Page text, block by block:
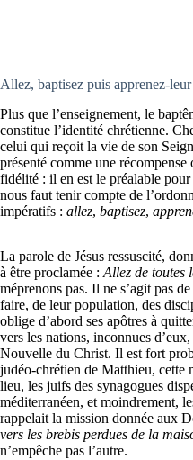
Allez, baptisez puis apprenez-leur
Plus que l’enseignement, le
constitue l’identité chrétienne.
celui qui reçoit la vie de son
présenté comme une récompense
fidélité : il en est le préalable
nous faut tenir compte de
impératifs : allez, baptisez,
La parole de Jésus ressuscité,
à être proclamée : Allez de toutes
méprenons pas. Il ne s’agit pas
faire, de leur population, des
oblige d’abord ses apôtres à
vers les nations, inconnues
Nouvelle du Christ. Il est fort
judéo-chrétien de Matthieu, cette
lieu, les juifs des synagogues
méditerranéen, et moindrement,
rappelait la mission donnée aux
vers les brebis perdues de la
n’empêche pas l’autre.